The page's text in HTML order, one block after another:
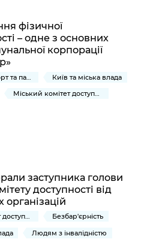
організації
адміністрація
та Захисниць
Київ Цифровий
стану
стану
фізичної
– одне з основних
корпорації
Дороги, транспорт та парковки
Київ та міська влада
Міський комітет доступності
заступника голови
доступності від
організацій
Міський комітет доступності
Безбар'єрність
Людям з інвалідністю